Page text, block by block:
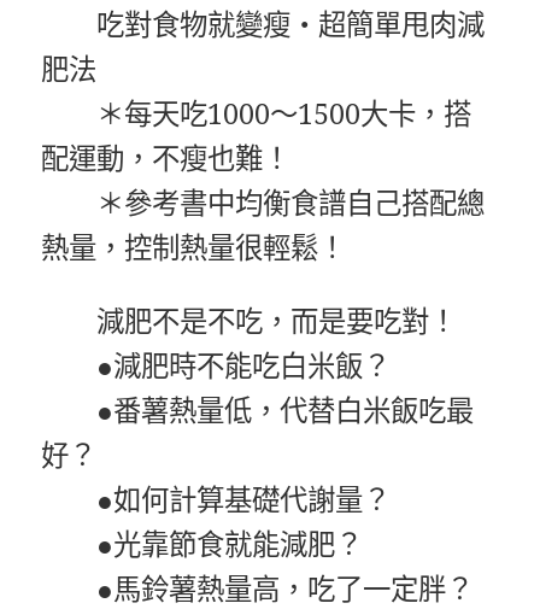
吃對食物就變瘦‧超簡單甩肉減
肥法
＊每天吃1000～1500大卡，搭
配運動，不瘦也難！
＊參考書中均衡食譜自己搭配總
熱量，控制熱量很輕鬆！
減肥不是不吃，而是要吃對！
●減肥時不能吃白米飯？
●番薯熱量低，代替白米飯吃最
好？
●如何計算基礎代謝量？
●光靠節食就能減肥？
●馬鈴薯熱量高，吃了一定胖？